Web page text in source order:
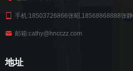
手机:18503726866张昭,18568868888张静
邮箱:cathy@hncczz.com
地址